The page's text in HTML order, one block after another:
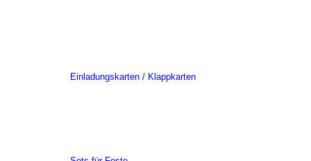
Einladungskarten / Klappkarten